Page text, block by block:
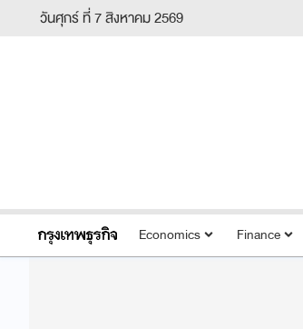
วันศุกร์ ที่ 7 สิงหาคม 2569
Economics Finance